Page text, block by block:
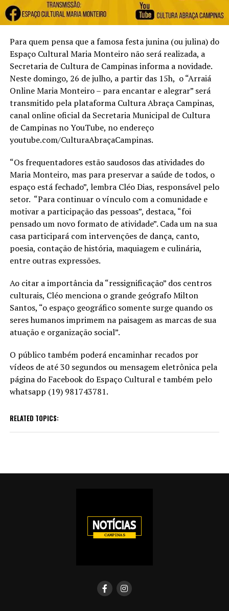
Para quem pensa que a famosa festa junina (ou julina) do
Espaço Cultural Maria Monteiro não será realizada, a
Secretaria de Cultura de Campinas informa a novidade.
Neste domingo, 26 de julho, a partir das 15h, o “Arraiá
Online Maria Monteiro – para encantar e alegrar” será
transmitido pela plataforma Cultura Abraça Campinas,
canal online oficial da Secretaria Municipal de Cultura
de Campinas no YouTube, no endereço
youtube.com/CulturaAbraçaCampinas.
“Os frequentadores estão saudosos das atividades do
Maria Monteiro, mas para preservar a saúde de todos, o
espaço está fechado”, lembra Cléo Dias, responsável pelo
setor. “Para continuar o vínculo com a comunidade e
motivar a participação das pessoas”, destaca, “foi
pensado um novo formato de atividade”. Cada um na sua
casa participará com intervenções de dança, canto,
poesia, contação de história, maquiagem e culinária,
entre outras expressões.
Ao citar a importância da “ressignificação” dos centros
culturais, Cléo menciona o grande geógrafo Milton
Santos, “o espaço geográfico somente surge quando os
seres humanos imprimem na paisagem as marcas de sua
atuação e organização social”.
O público também poderá encaminhar recados por
vídeos de até 30 segundos ou mensagem eletrônica pela
página do Facebook do Espaço Cultural e também pelo
whatsapp (19) 981743781.
RELATED TOPICS: